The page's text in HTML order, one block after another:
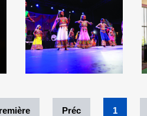
Préc 1